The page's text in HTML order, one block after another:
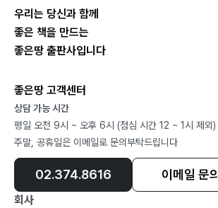
우리는 당신과 함께
좋은 책을 만드는
좋은땅 출판사입니다
좋은땅 고객센터
상담 가능 시간
평일 오전 9시 ~ 오후 6시 (점심 시간 12 ~ 1시 제외)
주말, 공휴일은 이메일로 문의부탁드립니다
02.374.8616 이메일 문의
회사